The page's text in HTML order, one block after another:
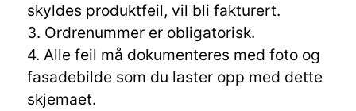
skyldes produktfeil, vil bli fakturert.
3. Ordrenummer er obligatorisk.
4. Alle feil må dokumenteres med foto og
fasadebilde som du laster opp med dette
skjemaet.